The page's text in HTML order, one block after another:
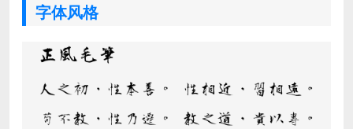
字体风格